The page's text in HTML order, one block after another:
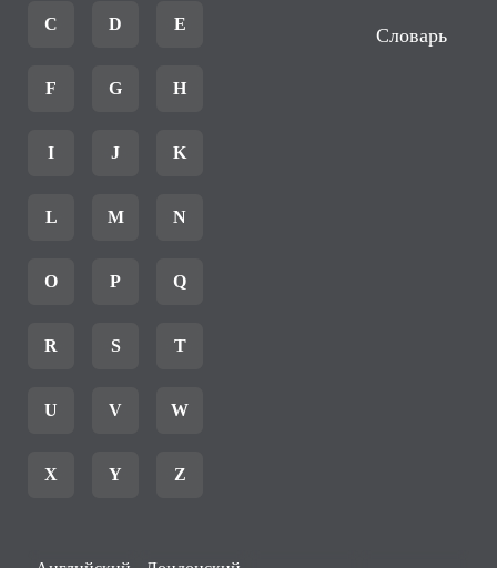
C D E
F G H
I J K
L M N
O P Q
R S T
U V W
X Y Z
Словарь